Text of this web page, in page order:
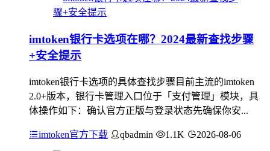
imtoken银行卡选项在哪？2024最新查找步骤
+安全提示
imtoken银行卡选项的具体查找步骤目前主流的imtoken
2.0+版本，银行卡管理入口位于「支付管理」模块，具
体操作如下：确认官方正版与登录状态先确保你安...
imtoken官方下载 qbadmin 1.1K 2026-08-06